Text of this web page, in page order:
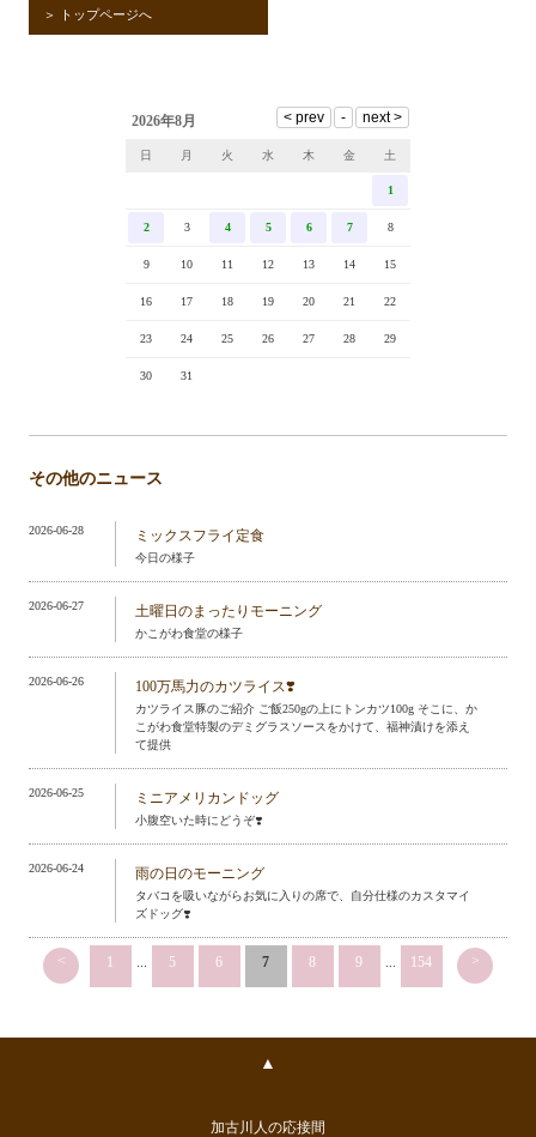
＞ トップページへ
2026年8月
日 月 火 水 木 金 土
1
2 3 4 5 6 7 8
9 10 11 12 13 14 15
16 17 18 19 20 21 22
23 24 25 26 27 28 29
30 31
その他のニュース
2026-06-28 ミックスフライ定食
今日の様子
2026-06-27 土曜日のまったりモーニング
かこがわ食堂の様子
2026-06-26 100万馬力のカツライス❣️
カツライス豚のご紹介 ご飯250gの上にトンカツ100g そこに、か
こがわ食堂特製のデミグラスソースをかけて、福神漬けを添え
て提供
2026-06-25 ミニアメリカンドッグ
小腹空いた時にどうぞ❣️
2026-06-24 雨の日のモーニング
タバコを吸いながらお気に入りの席で、自分仕様のカスタマイ
ズドッグ❣️
< 1 ... 5 6 7 8 9 ... 154 >
▲
加古川人の応接間